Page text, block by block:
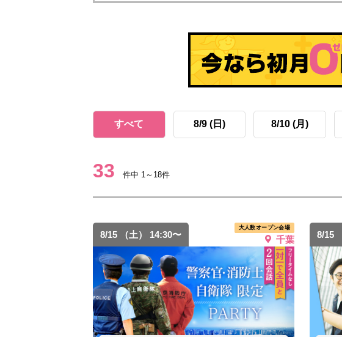
すべて 8/9 (日) 8/10 (月)
33 件中 1～18件
8/15 （土） 14:30〜
大人数オープン会場
千葉 8/15